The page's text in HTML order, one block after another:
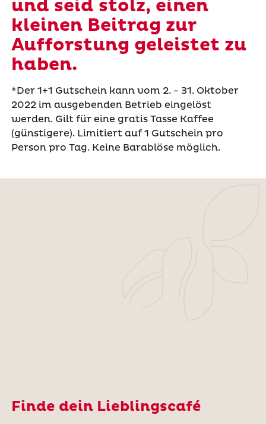
und seid stolz, einen
kleinen Beitrag zur
Aufforstung geleistet zu
haben.
*Der 1+1 Gutschein kann vom 2. - 31. Oktober
2022 im ausgebenden Betrieb eingelöst
werden. Gilt für eine gratis Tasse Kaffee
(günstigere). Limitiert auf 1 Gutschein pro
Person pro Tag. Keine Barablöse möglich.
Finde dein Lieblingscafé